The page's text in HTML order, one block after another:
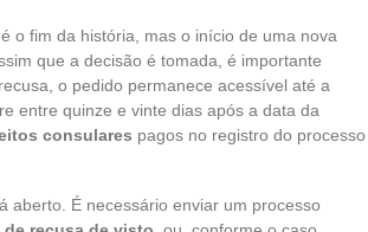
o fim da história, mas o início de uma nova
que a decisão é tomada, é importante
o pedido permanece acessível até a
entre quinze e vinte dias após a data da
consulares pagos no registro do processo
aberto. É necessário enviar um processo